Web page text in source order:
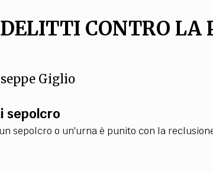
SOCIETÀ
Politica, Attualità,
E FILOSOFIA
Scienze storiche,
Scienze
CONTRO LA
Giglio
sepolcro
sepolcro o un'urna è punito con la